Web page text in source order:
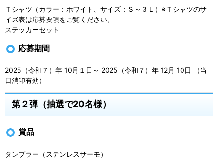
Ｔシャツ（カラー：ホワイト、サイズ：Ｓ～３Ｌ）※Ｔシャツのサ
イズ表は応募要項をご覧ください。
ステッカーセット
応募期間
2025（令和７）年 10月１日～ 2025（令和７）年 12月 10日 （当
日消印有効）
第２弾（抽選で20名様）
賞品
タンブラー（ステンレスサーモ）